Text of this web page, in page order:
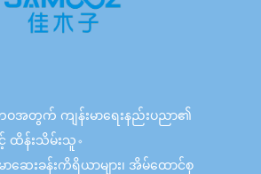
ဝအတွက် ကျန်းမာရေးနည်းပညာ၏
ထိန်းသိမ်းသူ。
ဆေးခန်းကိရိယာများ၊ အိမ်ထောင်စု